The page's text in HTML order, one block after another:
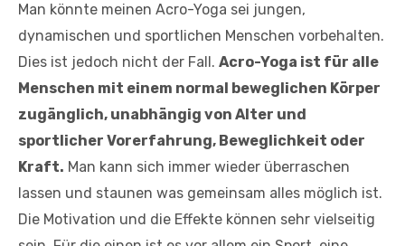
Man könnte meinen Acro-Yoga sei jungen,
dynamischen und sportlichen Menschen vorbehalten.
Dies ist jedoch nicht der Fall. Acro-Yoga ist für alle
Menschen mit einem normal beweglichen Körper
zugänglich, unabhängig von Alter und
sportlicher Vorerfahrung, Beweglichkeit oder
Kraft. Man kann sich immer wieder überraschen
lassen und staunen was gemeinsam alles möglich ist.
Die Motivation und die Effekte können sehr vielseitig